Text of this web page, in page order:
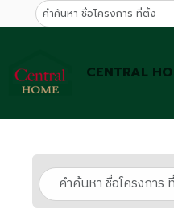
CENTRAL